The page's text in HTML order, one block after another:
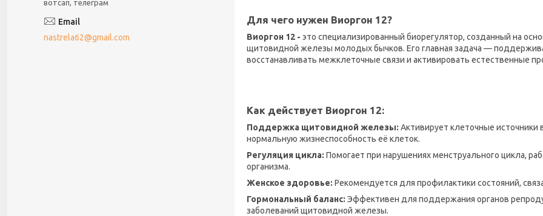
Для чего нужен Виоргон 12?
​Виоргон 12 - это специализированный биорегулятор, созданный на
щитовидной железы молодых бычков. Его главная задача —
восстанавливать межклеточные связи и активировать естественные
Как действует Виоргон 12:
Поддержка щитовидной железы: Активирует клеточные
нормальную жизнеспособность её клеток.
Регуляция цикла: Помогает при нарушениях менструального цикла,
организма.
Женское здоровье: Рекомендуется для профилактики состояний,
Гормональный баланс: Эффективен для поддержания органов
заболеваний щитовидной железы.
вотсап, телеграм
nastrela62@gmail.com